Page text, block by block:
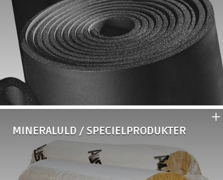
Eurobatex •
Eurobatex HF (HALOGENFRI)
Eurobatex AT (UV &
HØJTEMP.)
•
Eurobatex ISOLTEC
•
Eurobatex PEN-PEAL
•
Eurobatex FILM PROTECTION • Tilbehør cellegummi
MINERALULD / SPECIELPRODUKTER